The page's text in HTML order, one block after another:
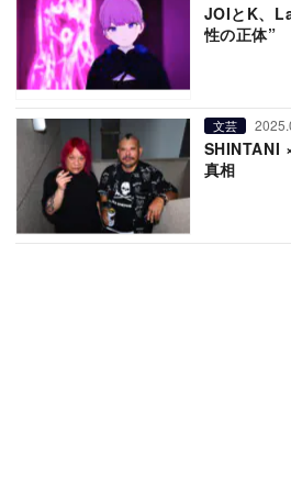
JOIとK、
性の正体”
文芸
SHINTANI
真相